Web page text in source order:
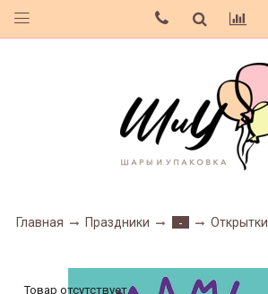
Главная Праздники - Открытки
Товар отсутствует